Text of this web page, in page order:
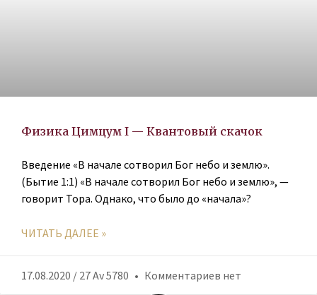
Физика Цимцум I — Квантовый скачок
Введение «В начале сотворил Бог небо и землю».
(Бытие 1:1) «В начале сотворил Бог небо и землю», —
говорит Тора. Однако, что было до «начала»?
ЧИТАТЬ ДАЛЕЕ »
17.08.2020 / 27 Av 5780 Комментариев нет